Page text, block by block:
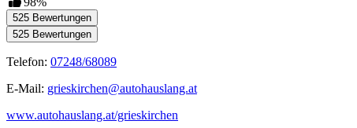
525 Bewertungen
525 Bewertungen
Telefon: 07248/68089
E-Mail: grieskirchen@autohauslang.at
www.autohauslang.at/grieskirchen